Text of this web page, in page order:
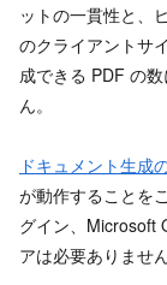
ットの一貫性と、
のクライアントサ
成できる PDF の
ん。
ドキュメント生成
が動作することを
グイン、Microsoft
アは必要ありません